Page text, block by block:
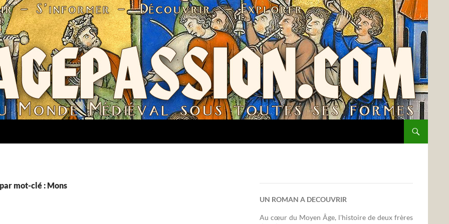
mot-clé : Mons
UN ROMAN A DECOUVRIR
Au cœur du Moyen Âge, l'histoire de deux frères